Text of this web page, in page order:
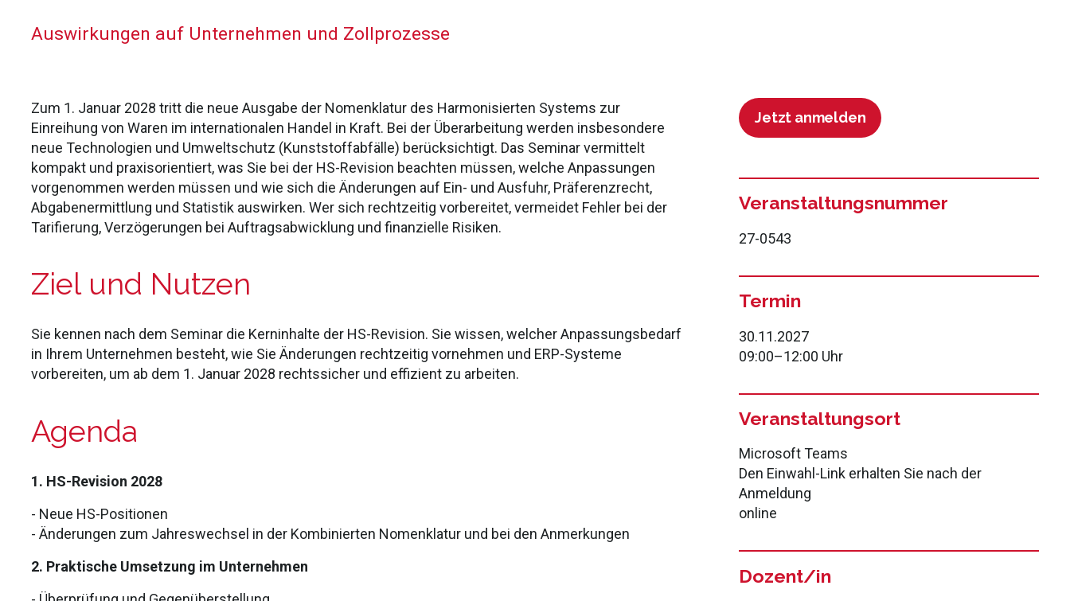
Auswirkungen auf Unternehmen und Zollprozesse
Zum 1. Januar 2028 tritt die neue Ausgabe der Nomenklatur des Harmonisierten Systems zur
Einreihung von Waren im internationalen Handel in Kraft. Bei der Überarbeitung werden insbesondere
neue Technologien und Umweltschutz (Kunststoffabfälle) berücksichtigt. Das Seminar vermittelt
kompakt und praxisorientiert, was Sie bei der HS-Revision beachten müssen, welche Anpassungen
vorgenommen werden müssen und wie sich die Änderungen auf Ein- und Ausfuhr, Präferenzrecht,
Abgabenermittlung und Statistik auswirken. Wer sich rechtzeitig vorbereitet, vermeidet Fehler bei der
Tarifierung, Verzögerungen bei Auftragsabwicklung und finanzielle Risiken.
Ziel und Nutzen
Sie kennen nach dem Seminar die Kerninhalte der HS-Revision. Sie wissen, welcher Anpassungsbedarf
in Ihrem Unternehmen besteht, wie Sie Änderungen rechtzeitig vornehmen und ERP-Systeme
vorbereiten, um ab dem 1. Januar 2028 rechtssicher und effizient zu arbeiten.
Agenda
1. HS-Revision 2028
- Neue HS-Positionen
- Änderungen zum Jahreswechsel in der Kombinierten Nomenklatur und bei den Anmerkungen
2. Praktische Umsetzung im Unternehmen
Jetzt anmelden
Veranstaltungsnummer
27-0543
Termin
30.11.2027
09:00–12:00 Uhr
Veranstaltungsort
Microsoft Teams
Den Einwahl-Link erhalten Sie nach der
Anmeldung
online
Dozent/in